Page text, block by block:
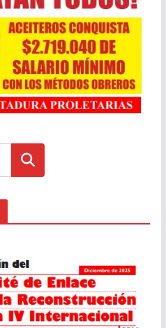
Buscar